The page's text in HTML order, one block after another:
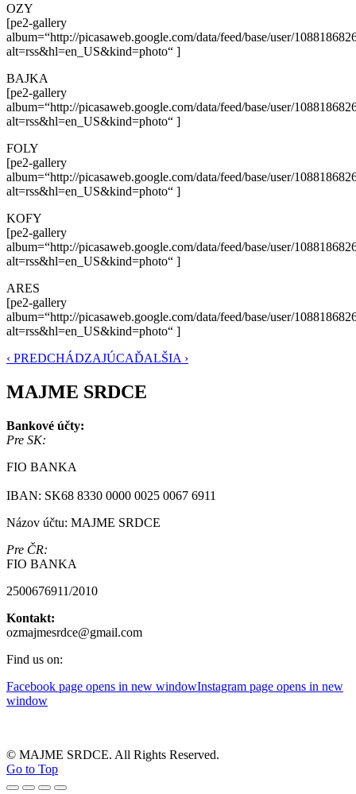
OZY
[pe2-gallery
album=“http://picasaweb.google.com/data/feed/base/user/
alt=rss&hl=en_US&kind=photo“ ]
BAJKA
[pe2-gallery
album=“http://picasaweb.google.com/data/feed/base/user/
alt=rss&hl=en_US&kind=photo“ ]
FOLY
[pe2-gallery
album=“http://picasaweb.google.com/data/feed/base/user/
alt=rss&hl=en_US&kind=photo“ ]
KOFY
[pe2-gallery
album=“http://picasaweb.google.com/data/feed/base/user/
alt=rss&hl=en_US&kind=photo“ ]
ARES
[pe2-gallery
album=“http://picasaweb.google.com/data/feed/base/user/
alt=rss&hl=en_US&kind=photo“ ]
‹ PREDCHÁDZAJÚCAĎALŠIA ›
MAJME SRDCE
Bankové účty:
Pre SK:
FIO BANKA
IBAN: SK68 8330 0000 0025 0067 6911
Názov účtu: MAJME SRDCE
Pre ČR:
FIO BANKA
2500676911/2010
Kontakt:
ozmajmesrdce@gmail.com
Find us on:
Facebook page opens in new windowInstagram page opens in new
window
© MAJME SRDCE. All Rights Reserved.
Go to Top